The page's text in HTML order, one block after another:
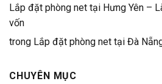
Lắp đặt phòng net tại Hưng Yên –
vốn
trong Lắp đặt phòng net tại Đà
CHUYÊN MỤC